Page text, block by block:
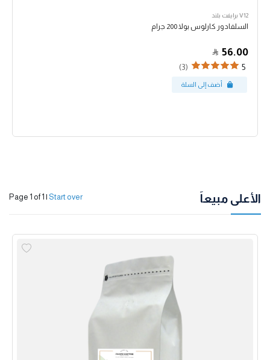
V12 برايفت بلند
السلفادور كارلوس بولا 200 جرام
56.00
5
(3)
الأعلى مبيعاً Page 1 of 1 | Start over